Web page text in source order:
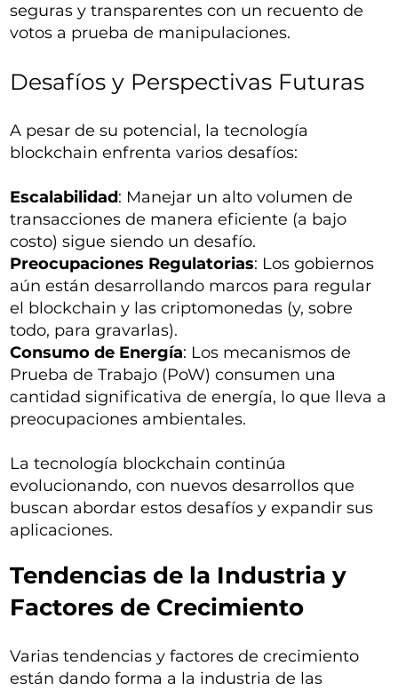
seguras y transparentes con un recuento de
votos a prueba de manipulaciones.
Desafíos y Perspectivas Futuras
A pesar de su potencial, la tecnología
blockchain enfrenta varios desafíos:
Escalabilidad: Manejar un alto volumen de
transacciones de manera eficiente (a bajo
costo) sigue siendo un desafío.
Preocupaciones Regulatorias: Los gobiernos
aún están desarrollando marcos para regular
el blockchain y las criptomonedas (y, sobre
todo, para gravarlas).
Consumo de Energía: Los mecanismos de
Prueba de Trabajo (PoW) consumen una
cantidad significativa de energía, lo que lleva a
preocupaciones ambientales.
La tecnología blockchain continúa
evolucionando, con nuevos desarrollos que
buscan abordar estos desafíos y expandir sus
aplicaciones.
Tendencias de la Industria y
Factores de Crecimiento
Varias tendencias y factores de crecimiento
están dando forma a la industria de las